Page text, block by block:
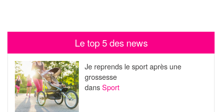
Le top 5 des news
Je reprends le sport après une
grossesse
dansSport